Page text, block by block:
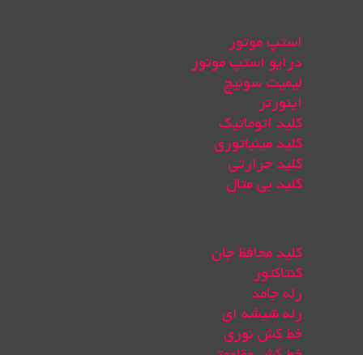
استپ موتور
درایو استپ موتور
لیمیت سوئیچ
اینورتر
کلید اتوماتیک
کلید مینیاتوری
کلید حرارتی
کلید بی متال
کلید محافظ جان
کنتاکتور
رله جامد
رله شیشه ای
خط کش نوری